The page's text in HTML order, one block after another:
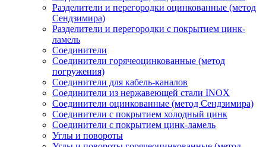
Разделители и перегородки оцинкованные (метод
Сендзимира)
Разделители и перегородки с покрытием цинк-
ламель
Соединители
Соединители горячеоцинкованные (метод
погружения)
Соединители для кабель-каналов
Соединители из нержавеющей стали INOX
Соединители оцинкованные (метод Сендзимира)
Соединители с покрытием холодный цинк
Соединители с покрытием цинк-ламель
Углы и повороты